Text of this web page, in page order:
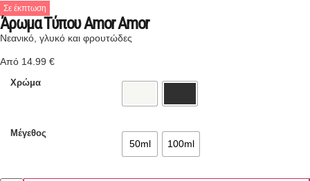
Σε έκπτωση
Άρωμα Τύπου Amor Amor
Νεανικό, γλυκό και φρουτώδες
Από 14.99 €
Χρώμα
Μέγεθος
50ml 100ml